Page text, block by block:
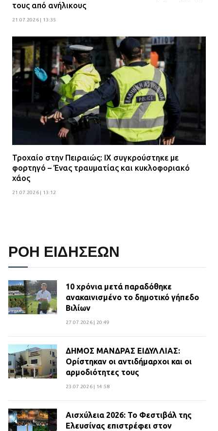
τους από ανήλικους
21.07.2026 | 13:35
Τροχαίο στην Πειραιώς: ΙΧ συγκρούστηκε με
φορτηγό – Ένας τραυματίας και κυκλοφοριακό
χάος
21.07.2026 | 13:12
ΡΟΗ ΕΙΔΗΣΕΩΝ
10 χρόνια μετά παραδόθηκε
ανακαινισμένο το δημοτικό γήπεδο
Βιλίων
27.07.2026 | 20:49
ΔΗΜΟΣ ΜΑΝΔΡΑΣ ΕΙΔΥΛΛΙΑΣ:
Ορίστηκαν οι αντιδήμαρχοι και οι
αρμοδιότητες τους
23.07.2026 | 14:58
Αισχύλεια 2026: Το Φεστιβάλ της
Ελευσίνας επιστρέφει στον